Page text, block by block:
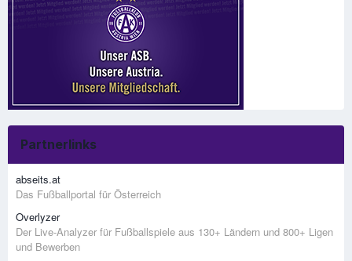
Partnerlinks
abseits.at
Das Fußballportal für Österreich
Overlyzer
Der Live-Analyzer für Fußballspiele aus 130+ Ländern und 800+ Ligen
und Bewerben